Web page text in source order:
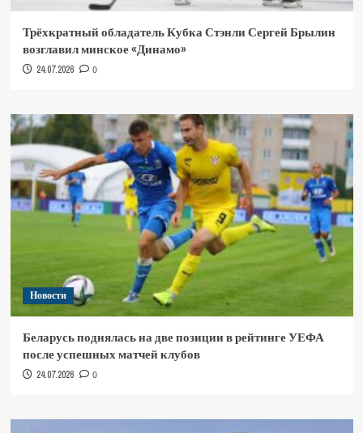
Трёхкратный обладатель Кубка Стэнли Сергей Брылин
возглавил минское «Динамо»
24.07.2026 0
Новости
Беларусь поднялась на две позиции в рейтинге УЕФА
после успешных матчей клубов
24.07.2026 0